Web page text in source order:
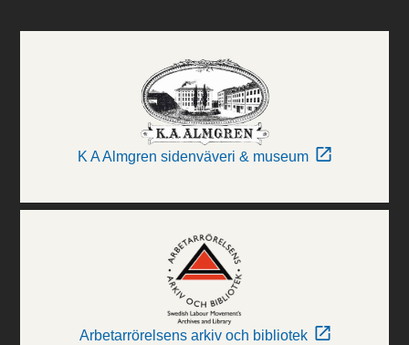
K A Almgren sidenväveri & museum
Arbetarrörelsens arkiv och bibliotek